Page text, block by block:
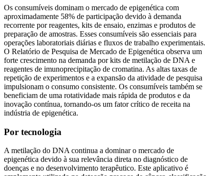
Os consumíveis dominam o mercado de epigenética com
aproximadamente 58% de participação devido à demanda
recorrente por reagentes, kits de ensaio, enzimas e produtos de
preparação de amostras. Esses consumíveis são essenciais para
operações laboratoriais diárias e fluxos de trabalho experimentais.
O Relatório de Pesquisa de Mercado de Epigenética observa um
forte crescimento na demanda por kits de metilação de DNA e
reagentes de imunoprecipitação de cromatina. As altas taxas de
repetição de experimentos e a expansão da atividade de pesquisa
impulsionam o consumo consistente. Os consumíveis também se
beneficiam de uma rotatividade mais rápida de produtos e da
inovação contínua, tornando-os um fator crítico de receita na
indústria de epigenética.
Por tecnologia
A metilação do DNA continua a dominar o mercado de
epigenética devido à sua relevância direta no diagnóstico de
doenças e no desenvolvimento terapêutico. Este aplicativo é